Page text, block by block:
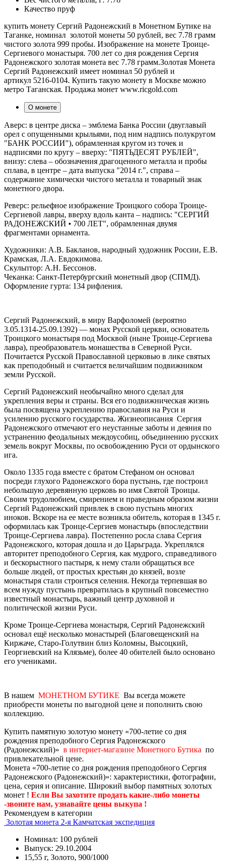
Качество пруф
купить монету Сергий Радонежский в Монетном Бутике на
Таганке, номинал золотой монеты 50 рублей, вес 7.78 грамм
чистого золота 999 пробы. Изображение на монете Троице-
Сергиевого монастыря. 700 лет со дня рождения Сергия
Радонежского золотая монета вес 7.78 грамм.Золотая Монета
Сергий Радонежский имеет номинал 50 рублей и
артикул 5216-0104. Купить такую монету в Москве можно
метро Таганская. Продажа монет www.ricgold.com
О монете
Аверс: в центре диска – эмблема Банка России (двуглавый
орел с опущенными крыльями, под ним надпись полукругом
"БАНК РОССИИ"), обрамленная кругом из точек и
надписями по кругу – вверху: "ПЯТЬДЕСЯТ РУБЛЕЙ",
внизу: слева – обозначения драгоценного металла и пробы
сплава, в центре – дата выпуска "2014 г.", справа –
содержание химически чистого металла и товарный знак
монетного двора.
Реверс: рельефное изображение Троицкого собора Троице-
Сергиевой лавры, вверху вдоль канта – надпись: "СЕРГИЙ
РАДОНЕЖСКИЙ • 700 ЛЕТ", обрамленная двумя
фрагментами орнамента.
Художники: А.В. Бакланов, народный художник России, Е.В.
Крамская, Л.А. Евдокимова.
Скульптор: А.Н. Бессонов.
Чеканка: Санкт-Петербургский монетный двор (СПМД).
Оформление гурта: 134 рифления.
Сергий Радонежский, в миру Варфоломей (вероятно
3.05.1314-25.09.1392) — монах Русской церкви, основатель
Троицкого монастыря под Москвой (ныне Троице-Сергиева
лавра), преобразователь монашества в Северной Руси.
Почитается Русской Православной церковью в лике святых
как преподобный и считается величайшим подвижником
земли Русской.
Сергий Радонежский необычайно много сделал для
укрепления веры и страны. Вся его подвижническая жизнь
была посвящена укреплению православия на Руси и
усилению русского государства. Жизнеописания Сергия
Радонежского отмечают его неустанные заботы и деяния по
устранению феодальных междоусобиц, объединению русских
земель вокруг Москвы, по освобождению Руси от ордынского
ига.
Около 1335 года вместе с братом Стефаном он основал
посреди глухого Радонежского бора пустынь, где построил
небольшую деревянную церковь во имя Святой Троицы.
Своим трудолюбием, смирением и праведным образом жизни
Сергий Радонежский привлек в свою пустынь многих
иноков. Вскоре на ее месте возникла обитель, которая в 1345 г.
оформилась как Троице-Сергиев монастырь (впоследствии
Троице-Сергиева лавра). Постепенно росла слава Сергия
Радонежского, которая дошла и до Царьграда. Укреплялся
авторитет преподобного Сергия, как мудрого, справедливого
и бескорыстного пастыря, к нему стали обращаться все
больше людей, от простых крестьян до князей, возле
монастыря стали строиться селения. Некогда терпевшая во
всем нужду пустынь превратилась в крупный повсеместно
известный монастырь, важный центр духовной и
политической жизни Руси.
Кроме Троице-Сергиева монастыря, Сергий Радонежский
основал ещё несколько монастырей (Благовещенский на
Киржаче, Старо-Голутвин близ Коломны, Высоцкий,
Георгиевский на Клязьме), более 40 обителей было основано
его учениками.
В нашем МОНЕТНОМ БУТИКЕ Вы всегда можете
приобрести монеты по выгодной цене и пополнить свою
коллекцию.
Купить памятную золотую монету «700-летие со дня
рождения преподобного Сергия Радонежского
(Радонежский)» в интернет-магазине Монетного Бутика по
привлекательной цене.
Монета «700-летие со дня рождения преподобного Сергия
Радонежского (Радонежский)»: характеристики, фотографии,
цена, серия и описание. Широкий выбор памятных золотых
монет ! Если Вы захотите продать какие-либо монеты
-звоните нам, узнавайте цены выкупа !
Рекомендуем в категории
Золотая монета 2-я Камчатская экспедиция
Номинал: 100 рублей
Выпуск: 29.10.2004
15,55 г, Золото, 900/1000